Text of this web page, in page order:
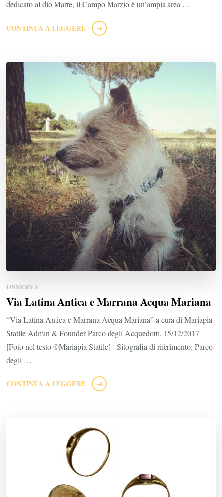
dedicato al dio Marte, il Campo Marzio è un’ampia area …
CONTINUA A LEGGERE
OSSERVA
Via Latina Antica e Marrana Acqua Mariana
“Via Latina Antica e Marrana Acqua Mariana” a cura di Mariapia
Statile Admin & Founder Parco degli Acquedotti, 15/12/2017
[Foto nel testo ©Mariapia Statile] Sitografia di riferimento: Parco
degli …
CONTINUA A LEGGERE